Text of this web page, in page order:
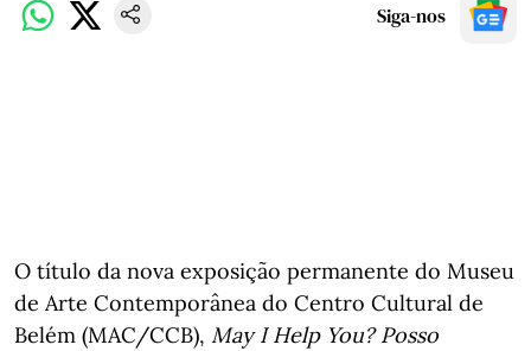
Siga-nos
O título da nova exposição permanente do Museu
de Arte Contemporânea do Centro Cultural de
Belém (MAC/CCB), May I Help You? Posso